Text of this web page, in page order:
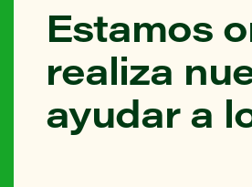
Estamos
realiza
ayudar a